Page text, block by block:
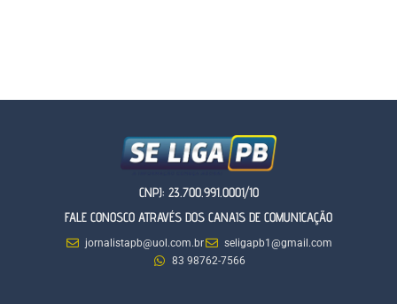
CNPJ: 23.700.991.0001/10
FALE CONOSCO ATRAVÉS DOS CANAIS DE COMUNICAÇÃO
jornalistapb@uol.com.br
seligapb1@gmail.com
83 98762-7566